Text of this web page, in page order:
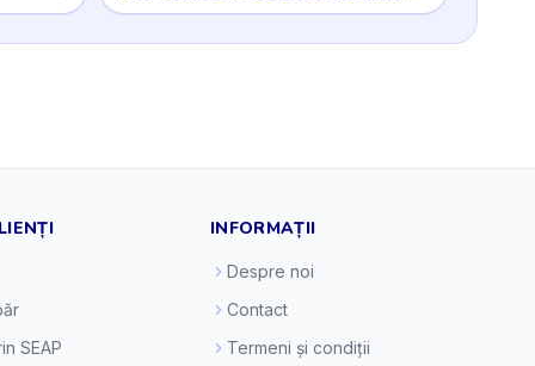
SEAP
INFORMAȚII
Despre noi
Contact
Termeni și condiții